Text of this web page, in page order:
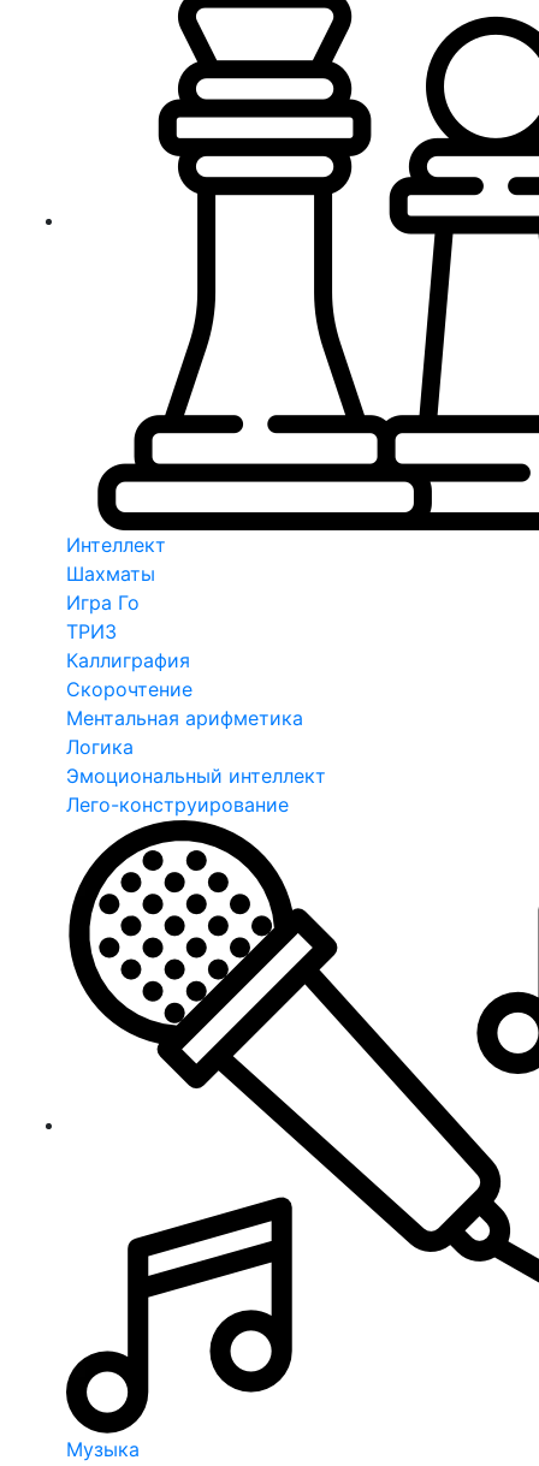
Интеллект
Шахматы
Игра Го
ТРИЗ
Каллиграфия
Скорочтение
Ментальная арифметика
Логика
Эмоциональный интеллект
Лего-конструирование
Музыка